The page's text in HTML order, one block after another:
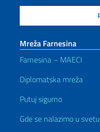
Mreža Farnesina
Farnesina – MAECI
Diplomatska mreža
Putuj sigurno
Gde se nalazimo u svetu